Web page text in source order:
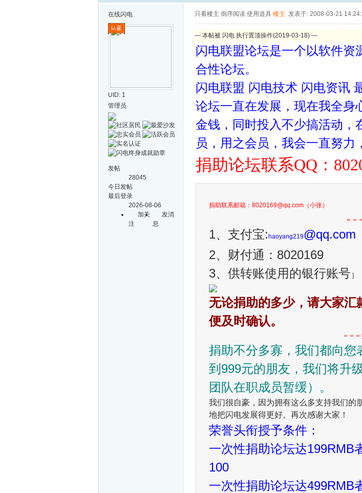
在线闪电
UID: 1
管理员
发帖
28045
今日发帖
最后登录
2026-08-06
加关
注
发消
息
只看楼主 倒序阅读 使用道具 楼主 发表于: 2008-03-21
— 本帖被 闪电 执行置顶操作(2019-03-18) —
闪电联盟论坛是一个以软件资
合性论坛。
闪电联盟 闪电技术 闪电资讯
论坛一直在发展，现在我全身
金钱，同时投入不少搞活动，
员，用之会员，我会一直努力
捐助论坛联系QQ：
捐助联系邮箱：8020169@qq.com（小张）
＝＝
1、支付宝: haoyang219@qq.com
2、财付通：8020169
3、供转账使用的银行账号 ]
无论捐助的多少，请大家
便及时确认。
＝＝
捐助不分多寡，我们都向
到999元的朋友，我们将升
团队在职成员暂缓）。
我们很自豪，因为拥有这么多支持我们的
地把闪电发展得更好。再次感谢大家！
荣誉头衔授予条件：
一次性捐助论坛达
100
一次性捐助论坛达499RMB